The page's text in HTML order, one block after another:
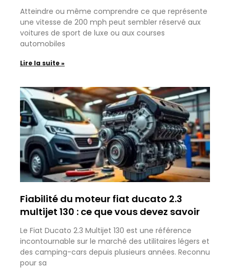
Atteindre ou même comprendre ce que représente
une vitesse de 200 mph peut sembler réservé aux
voitures de sport de luxe ou aux courses
automobiles
Lire la suite »
Fiabilité du moteur fiat ducato 2.3
multijet 130 : ce que vous devez savoir
Le Fiat Ducato 2.3 Multijet 130 est une référence
incontournable sur le marché des utilitaires légers et
des camping-cars depuis plusieurs années. Reconnu
pour sa